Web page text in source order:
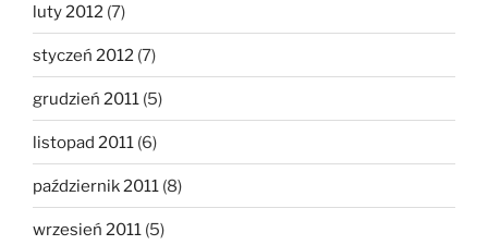
luty 2012 (7)
styczeń 2012 (7)
grudzień 2011 (5)
listopad 2011 (6)
październik 2011 (8)
wrzesień 2011 (5)